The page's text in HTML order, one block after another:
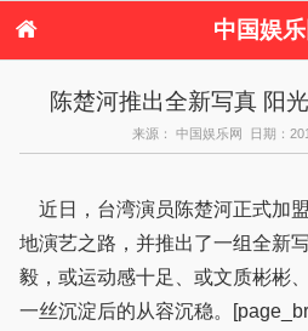
中国娱乐
港台娱乐
日本娱乐
音乐新闻
八卦
陈楚河
来源： 中国娱乐网 日期：
近日，台湾演员陈楚河正式加
地演艺之路，并推出了一组全新
毅，或运动感十足、或文质彬彬
一丝沉淀后的从容沉稳。